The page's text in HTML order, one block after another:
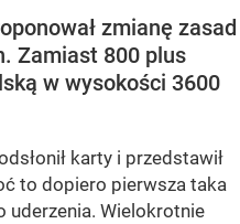
zmianę zasad
Zamiast 800 plus
w wysokości 3600
karty i przedstawił
to dopiero pierwsza taka
uderzenia. Wielokrotnie